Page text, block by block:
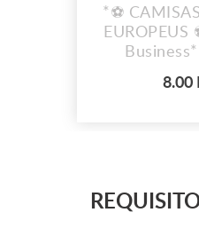
*⚽
EUROPEUS
8.00